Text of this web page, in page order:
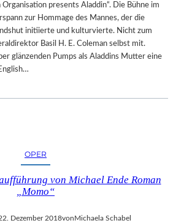
presents Aladdin“. Die Bühne im
zur Hommage des Mannes, der die
initiierte und kulturvierte. Nicht zum
Basil H. E. Coleman selbst mit.
glänzenden Pumps als Aladdins Mutter eine
OPER
von Michael Ende Roman
„Momo“
Dezember 2018von Michaela Schabel